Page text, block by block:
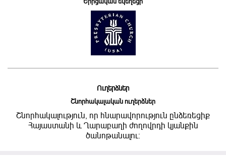
Ուղերձներ
Շնորհակալական ուղերձներ
Շնորհակալություն, որ հնարավորություն ընձեռեցիք
Հայաստանի և Ղարաբաղի ժողովրդի կյանքին
ծանոթանալու: